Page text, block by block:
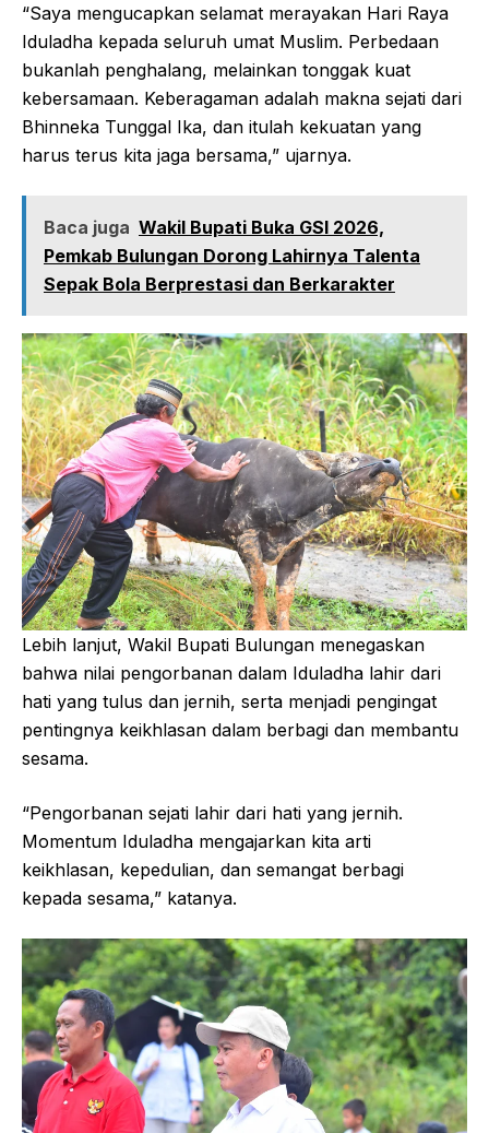
“Saya mengucapkan selamat merayakan Hari Raya
Iduladha kepada seluruh umat Muslim. Perbedaan
bukanlah penghalang, melainkan tonggak kuat
kebersamaan. Keberagaman adalah makna sejati dari
Bhinneka Tunggal Ika, dan itulah kekuatan yang
harus terus kita jaga bersama,” ujarnya.
Baca juga Wakil Bupati Buka GSI 2026,
Pemkab Bulungan Dorong Lahirnya Talenta
Sepak Bola Berprestasi dan Berkarakter
Lebih lanjut, Wakil Bupati Bulungan menegaskan
bahwa nilai pengorbanan dalam Iduladha lahir dari
hati yang tulus dan jernih, serta menjadi pengingat
pentingnya keikhlasan dalam berbagi dan membantu
sesama.
“Pengorbanan sejati lahir dari hati yang jernih.
Momentum Iduladha mengajarkan kita arti
keikhlasan, kepedulian, dan semangat berbagi
kepada sesama,” katanya.